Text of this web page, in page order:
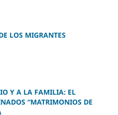
LOS MIGRANTES
Y A LA FAMILIA: EL
“MATRIMONIOS DE